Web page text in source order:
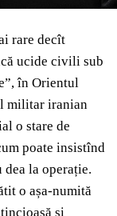
rare decît
ucide civili sub
în Orientul
militar iranian
o stare de
poate insistînd
la operație.
o așa-numită
și